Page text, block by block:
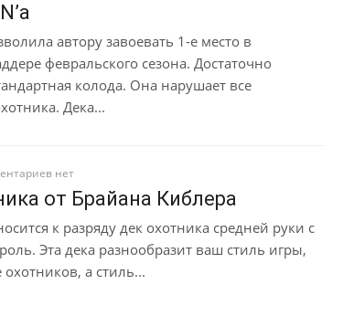
автору завоевать 1-е место в
февральского сезона. Достаточно
колода. Она нарушает все
Дека...
нет
от Брайана Киблера
к разряду дек охотника средней руки с
Эта дека разнообразит ваш стиль игры,
а стиль...